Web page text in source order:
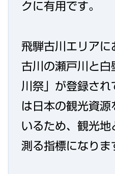
クに有用です。
飛騨古川エリアに
古川の瀬戸川と白
川祭」が登録さ
は日本の観光資
いるため、観光地
測る指標になりま